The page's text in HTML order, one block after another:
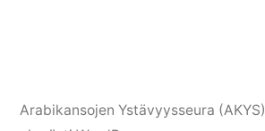
Arabikansojen Ystävyysseura (AKYS)